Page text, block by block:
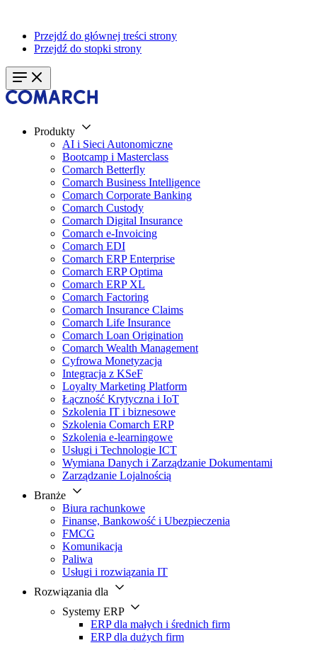
Przejdź do głównej treści strony
Przejdź do stopki strony
Produkty
AI i Sieci Autonomiczne
Bootcamp i Masterclass
Comarch Betterfly
Comarch Business Intelligence
Comarch Corporate Banking
Comarch Custody
Comarch Digital Insurance
Comarch e-Invoicing
Comarch EDI
Comarch ERP Enterprise
Comarch ERP Optima
Comarch ERP XL
Comarch Factoring
Comarch Insurance Claims
Comarch Life Insurance
Comarch Loan Origination
Comarch Wealth Management
Cyfrowa Monetyzacja
Integracja z KSeF
Loyalty Marketing Platform
Łączność Krytyczna i IoT
Szkolenia IT i biznesowe
Szkolenia Comarch ERP
Szkolenia e-learningowe
Usługi i Technologie ICT
Wymiana Danych i Zarządzanie Dokumentami
Zarządzanie Lojalnością
Branże
Biura rachunkowe
Finanse, Bankowość i Ubezpieczenia
FMCG
Komunikacja
Paliwa
Usługi i rozwiązania IT
Rozwiązania dla
Systemy ERP
ERP dla małych i średnich firm
ERP dla dużych firm